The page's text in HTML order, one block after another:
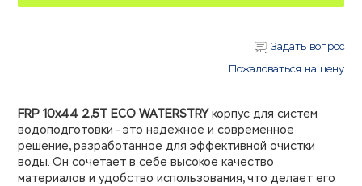
Задать вопрос
Пожаловаться на цену
FRP 10х44 2,5Т ECO WATERSTRYкорпус для систем
водоподготовки - это надежное и современное
решение, разработанное для эффективной очистки
воды. Он сочетает в себе высокое качество
материалов и удобство использования, что делает его